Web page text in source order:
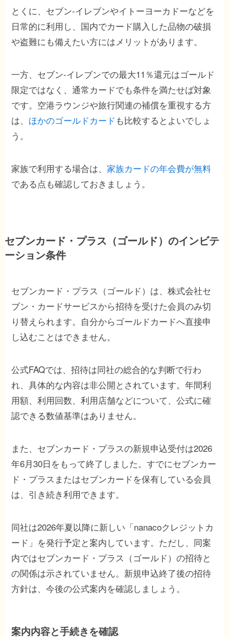
とくに、セブン-イレブンやイトーヨーカドーなどを
日常的に利用し、国内でカード購入した品物の破損
や盗難にも備えたい方にはメリットがあります。
一方、セブン-イレブンでの最大11％還元はゴールド
限定ではなく、通常カードでも条件を満たせば対象
です。空港ラウンジや旅行関連の補償を重視する方
は、 ほかのゴールドカード も比較するとよいでしょ
う。
家族で利用する場合は、 家族カードの年会費が無料
である点も確認しておきましょう。
セブンカード・プラス（ゴールド）のインビテ
ーション条件
セブンカード・プラス（ゴールド）は、株式会社セ
ブン・カードサービスから招待を受けた会員のみ切
り替えられます。自分からゴールドカードへ直接申
し込むことはできません。
公式FAQでは、招待は同社の総合的な判断で行わ
れ、具体的な内容は非公開とされています。年間利
用額、利用回数、利用店舗などについて、公式に確
認できる数値基準はありません。
また、セブンカード・プラスの新規申込受付は2026
年6月30日をもって終了しました。すでにセブンカー
ド・プラスまたはセブンカードを保有している会員
は、引き続き利用できます。
同社は2026年夏以降に新しい「nanacoクレジットカ
ード」を発行予定と案内しています。ただし、同案
内ではセブンカード・プラス（ゴールド）の招待と
の関係は示されていません。新規申込終了後の招待
方針は、今後の公式案内を確認しましょう。
案内内容と手続きを確認